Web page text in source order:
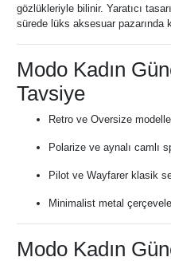
gözlükleriyle bilinir. Yaratıcı
sürede lüks aksesuar pazarında
Modo Kadın
Tavsiye
Retro ve Oversize
Polarize ve aynalı camlı
Pilot ve Wayfarer klasik
Minimalist metal
Modo Kadın